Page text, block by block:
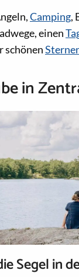
Camping,
einen
schönen
in
Segel in